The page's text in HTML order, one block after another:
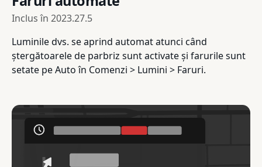
Inclus în 2023.27.5
Luminile dvs. se aprind automat atunci când
ștergătoarele de parbriz sunt activate și farurile sunt
setate pe Auto în Comenzi > Lumini > Faruri.